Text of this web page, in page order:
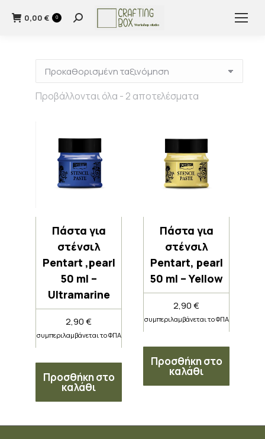
0,00 € 0 Search:
Προβάλλονται όλα - 2 αποτελέσματα
Πάστα για
στένσιλ
Pentart ,pearl
50 ml –
Ultramarine
2,90€
συμπεριλαμβάνεται το ΦΠΑ
Προσθήκη στο
καλάθι
Πάστα για
στένσιλ
Pentart, pearl
50 ml – Yellow
2,90€
συμπεριλαμβάνεται το ΦΠΑ
Προσθήκη στο
καλάθι